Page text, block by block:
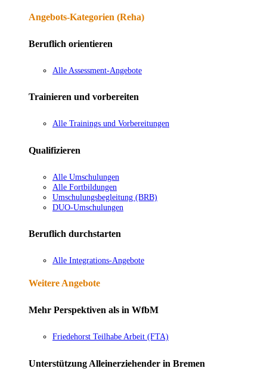
Angebots-Kategorien (Reha)
Beruflich orientieren
Alle Assessment-Angebote
Trainieren und vorbereiten
Alle Trainings und Vorbereitungen
Qualifizieren
Alle Umschulungen
Alle Fortbildungen
Umschulungsbegleitung (BRB)
DUO-Umschulungen
Beruflich durchstarten
Alle Integrations-Angebote
Weitere Angebote
Mehr Perspektiven als in WfbM
Friedehorst Teilhabe Arbeit (FTA)
Unterstützung Alleinerziehender in Bremen